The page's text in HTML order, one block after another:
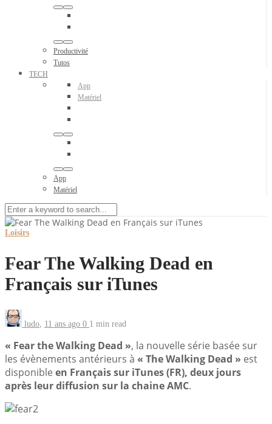
Productivité
Tutos
TECH
App
Matériel
App
Matériel
Loisirs
Fear The Walking Dead en
Français sur iTunes
ludo 11 ans ago 0 1 min read
« Fear the Walking Dead », la nouvelle série basée sur
les évènements antérieurs à « The Walking Dead » est
disponible en Français sur iTunes (FR), deux jours
après leur diffusion sur la chaine AMC.